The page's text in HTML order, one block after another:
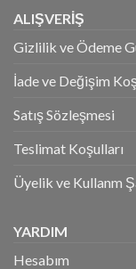
ALIŞVERİŞ
Gizlilik ve Ödeme
İade ve Değişim
Satış Sözleşmesi
Teslimat Koşulları
Üyelik ve Kullanm
YARDIM
Hesabım